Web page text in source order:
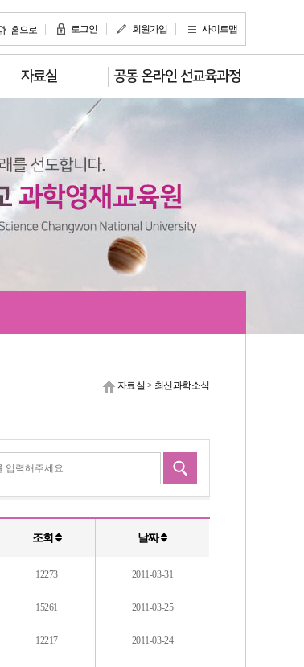
홈으로 로그인 회원가입 사이트맵
자료실 공동 온라인 선교육과정
자료실 > 최신과학소식
조회 날짜
12273 2011-03-31
15261 2011-03-25
12217 2011-03-24